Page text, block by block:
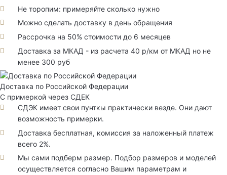
Не торопим: примеряйте сколько нужно
Можно сделать доставку в день обращения
Рассрочка на 50% стоимости до 6 месяцев
Доставка за МКАД - из расчета 40 р/км от МКАД но не
менее 300 руб
Доставка по Российской Федерации
С примеркой через СДЕК
СДЭК имеет свои пунткы практически везде. Они дают
возможность примерки.
Доставка бесплатная, комиссия за наложенный платеж
всего 2%.
Мы сами подберм размер. Подбор размеров и моделей
осуществляется согласно Вашим параметрам и